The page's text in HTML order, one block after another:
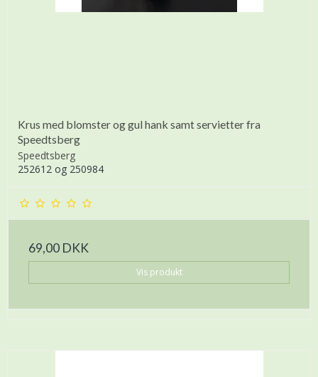
Krus med blomster og gul hank samt servietter fra
Speedtsberg
Speedtsberg
252612 og 250984
69,00 DKK
Vis produkt